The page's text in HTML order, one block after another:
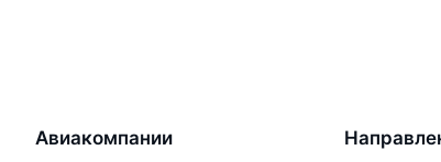
Авиакомпании